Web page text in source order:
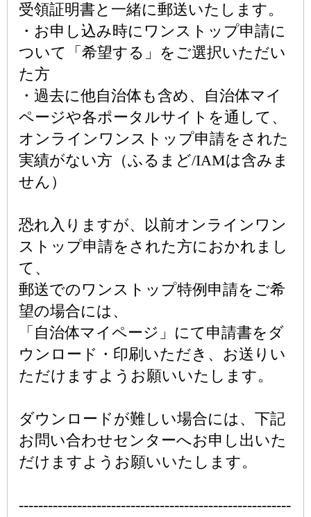
受領証明書と一緒に郵送いたします。
・お申し込み時にワンストップ申請に
ついて「希望する」をご選択いただい
た方
・過去に他自治体も含め、自治体マイ
ページや各ポータルサイトを通して、
オンラインワンストップ申請をされた
実績がない方（ふるまど/IAMは含みま
せん）
恐れ入りますが、以前オンラインワン
ストップ申請をされた方におかれまし
て、
郵送でのワンストップ特例申請をご希
望の場合には、
「自治体マイページ」にて申請書をダ
ウンロード・印刷いただき、お送りい
ただけますようお願いいたします。
ダウンロードが難しい場合には、下記
お問い合わせセンターへお申し出いた
だけますようお願いいたします。
--------------------------------------------------------